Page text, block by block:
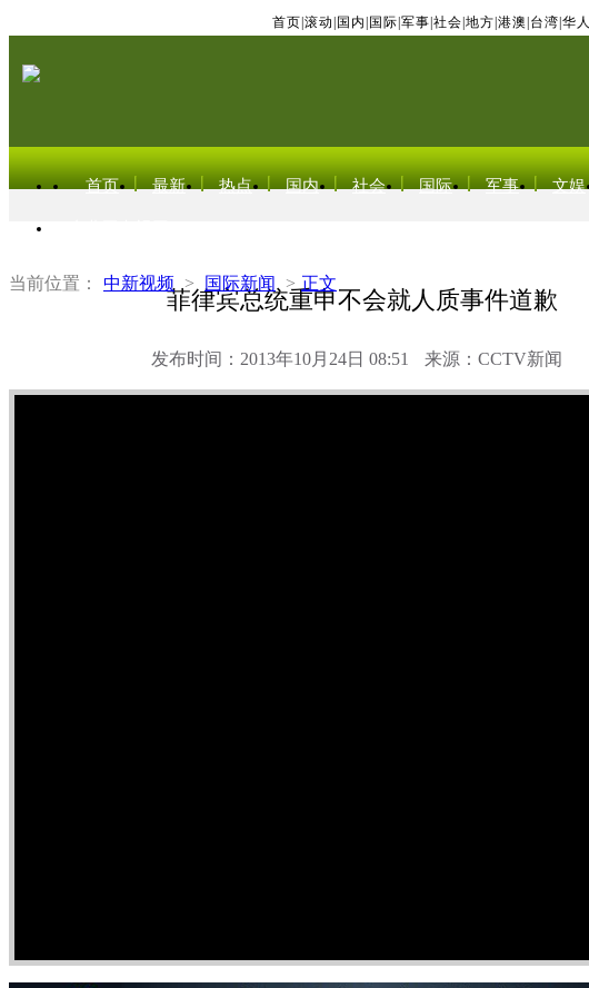
首页 滚动 国内 国际 军事 社会 地方 港澳 台湾 华人
首页 最新 热点 国内 社会 国际 军事 文娱
当前位置： 中新视频 > 国际新闻 > 正文
菲律宾总统重申不会就人质事件道歉
发布时间：2013年10月24日 08:51 来源：CCTV新闻